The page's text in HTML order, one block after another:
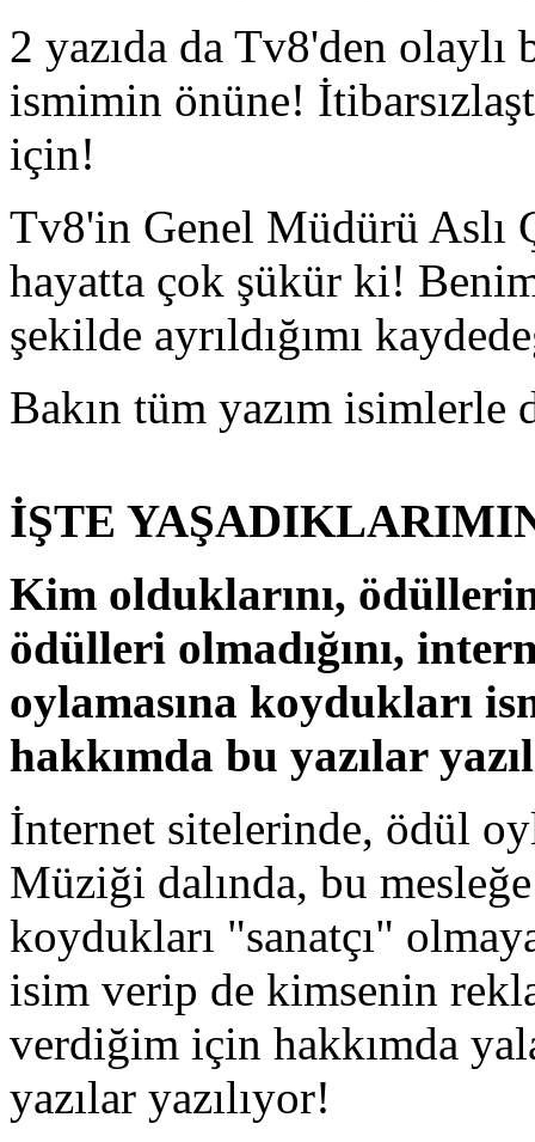
2 yazıda da Tv8'den
ismimin önüne!
için!
Tv8'in Genel Müdürü Aslı
hayatta çok şükür ki!
şekilde ayrıldığımı
Bakın tüm yazım
İŞTE
Kim olduklarını,
ödülleri olmadığını,
oylamasına koydukları
hakkımda bu yazılar
İnternet sitelerinde, ödül
Müziği dalında, bu
koydukları "sanatçı"
isim verip de kimsenin
verdiğim için hakkımda
yazılar yazılıyor!